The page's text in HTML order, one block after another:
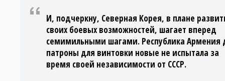
И, подчеркну, Северная Корея, в плане
своих боевых возможностей, шагает вперед
семимильными шагами. Республика Армения
патроны для винтовки новые не испытала за
время своей независимости от СССР.